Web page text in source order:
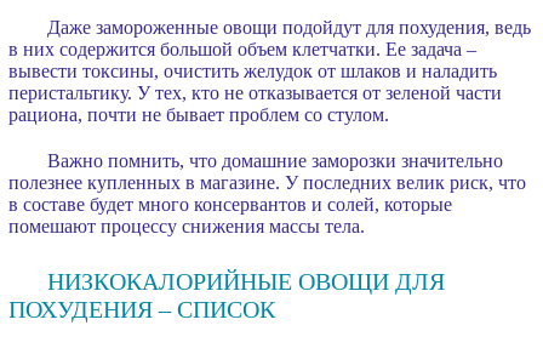
Даже замороженные овощи подойдут для похудения, ведь
в них содержится большой объем клетчатки. Ее задача –
вывести токсины, очистить желудок от шлаков и наладить
перистальтику. У тех, кто не отказывается от зеленой части
рациона, почти не бывает проблем со стулом.
Важно помнить, что домашние заморозки значительно
полезнее купленных в магазине. У последних велик риск, что
в составе будет много консервантов и солей, которые
помешают процессу снижения массы тела.
НИЗКОКАЛОРИЙНЫЕ ОВОЩИ ДЛЯ
ПОХУДЕНИЯ – СПИСОК